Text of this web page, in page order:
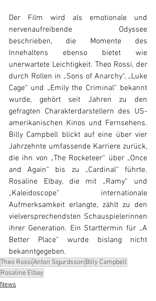
Der Film wird als emotionale und
nervenaufreibende Odyssee
beschrieben, die Momente des
Innehaltens ebenso bietet wie
unerwartete Leichtigkeit. Theo Rossi, der
durch Rollen in „Sons of Anarchy“, „Luke
Cage“ und „Emily the Criminal“ bekannt
wurde, gehört seit Jahren zu den
gefragten Charakterdarstellern des US-
amerikanischen Kinos und Fernsehens.
Billy Campbell blickt auf eine über vier
Jahrzehnte umfassende Karriere zurück,
die ihn von „The Rocketeer“ über „Once
and Again“ bis zu „Cardinal“ führte.
Rosaline Elbay, die mit „Ramy“ und
„Kaleidoscope“ internationale
Aufmerksamkeit erlangte, zählt zu den
vielversprechendsten Schauspielerinnen
ihrer Generation. Ein Starttermin für „A
Better Place“ wurde bislang nicht
bekanntgegeben.
Theo RossiAnton Sigurdsson Billy Campbell
Rosaline Elbay
News